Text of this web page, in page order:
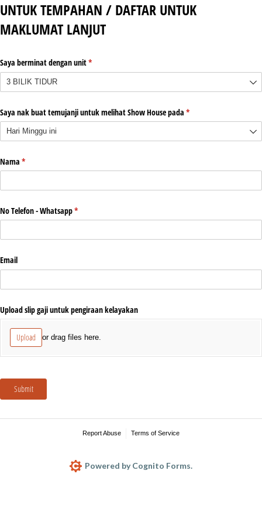
UNTUK TEMPAHAN / DAFTAR UNTUK
MAKLUMAT LANJUT
Saya berminat dengan unit*
(required)
Saya nak buat temujanji untuk melihat Show House pada *
(required)
Nama *
(required)
No Telefon - Whatsapp*
(required)
Email
Upload slip gaji untuk pengiraan kelayakan
Upload or drag files here.
Submit
Report Abuse Terms of Service
Powered by Cognito Forms.